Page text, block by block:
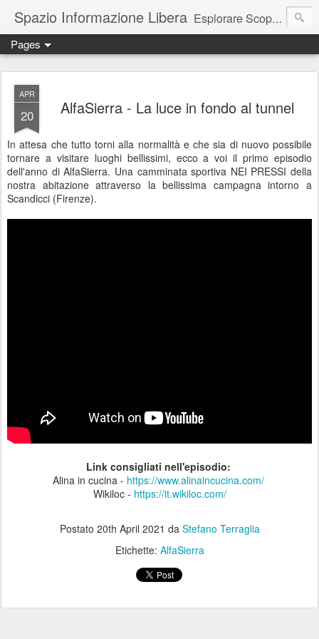
Spazio Informazione Libera Esplorare Scoprire Creare
Escursioni, viaggi, arte, tecnologia, attualità
Pages
APR
20 AlfaSierra - La luce in fondo al tunnel
In attesa che tutto torni alla normalità e che sia di nuovo possibile
tornare a visitare luoghi bellissimi, ecco a voi il primo episodio
dell'anno di AlfaSierra. Una camminata sportiva NEI PRESSI della
nostra abitazione attraverso la bellissima campagna intorno a
Scandicci (Firenze).
Link consigliati nell'episodio:
Alina in cucina - https://www.alinaincucina.com/​
Wikiloc - https://it.wikiloc.com/
Postato 20th April 2021 da Stefano Terraglia
Etichette: AlfaSierra